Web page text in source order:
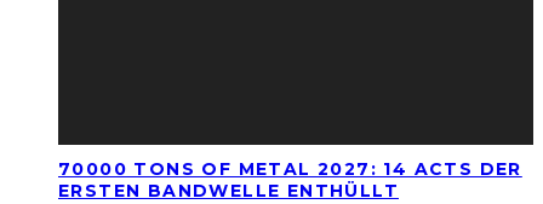
70000 TONS OF METAL 2027: 14 ACTS DER
ERSTEN BANDWELLE ENTHÜLLT